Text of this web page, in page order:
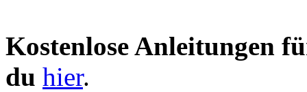
Kostenlose Anleitungen
du hier.